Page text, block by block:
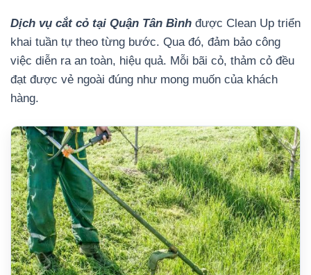
Dịch vụ cắt cỏ tại Quận Tân Bình được Clean Up triển
khai tuần tự theo từng bước. Qua đó, đảm bảo công
việc diễn ra an toàn, hiệu quả. Mỗi bãi cỏ, thảm cỏ đều
đạt được vẻ ngoài đúng như mong muốn của khách
hàng.